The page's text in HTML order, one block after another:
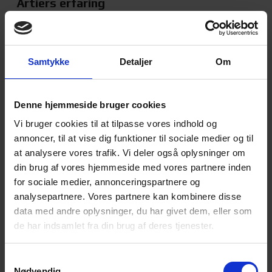
Samtykke Detaljer Om
Denne hjemmeside bruger cookies
Vi bruger cookies til at tilpasse vores indhold og
annoncer, til at vise dig funktioner til sociale medier og til
at analysere vores trafik. Vi deler også oplysninger om
din brug af vores hjemmeside med vores partnere inden
for sociale medier, annonceringspartnere og
analysepartnere. Vores partnere kan kombinere disse
data med andre oplysninger, du har givet dem, eller som
de har indsamlet fra din brug af deres tjenester.
Med rødder tilbage til 1975 er Poda kendt for
fremragende hegnsløsninger med lang holdbarhed
Totalentreprise
Poda sørger gerne for hele dit hegnsprojekt. Med
Poda som din hegnspartner er du sikret en effektiv,
professionel og holdbar løsning.
Læs mere
Vi passer på miljøet
I Poda lægger vi vægt på ordentlige forhold for
mennesker, dyr og miljø. Derfor tilbyder vi bl.a.